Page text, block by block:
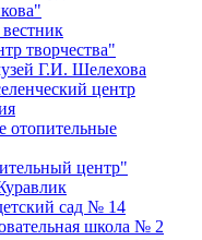
творчества"
Г.И. Шелехова
центр
центр"
сад № 14
школа № 2